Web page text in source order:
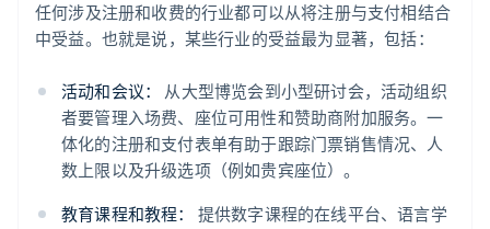
任何涉及注册和收费的行业都可以从将注册与支付相结合
中受益。也就是说，某些行业的受益最为显著，包括：
活动和会议：
从大型博览会到小型研讨会，活动组织
者要管理入场费、座位可用性和赞助商附加服务。一
体化的注册和支付表单有助于跟踪门票销售情况、人
数上限以及升级选项（例如贵宾座位）。
教育课程和教程：
提供数字课程的在线平台、语言学